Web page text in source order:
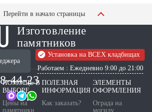
Перейти в начало страницы
Изготовление
памятников
Установка на ВСЕХ кладбищах
Работаем : Ежедневно 9:00 до 21:00
44-23
ПОМОЩЬ В
ВЫБОРЕ
Цены на
памятники
ПОЛЕЗНАЯ
ИНФОРМАЦИЯ
Как заказать?
ЭЛЕМЕНТЫ
ОФОРМЛЕНИЯ
Ограда на
могилу